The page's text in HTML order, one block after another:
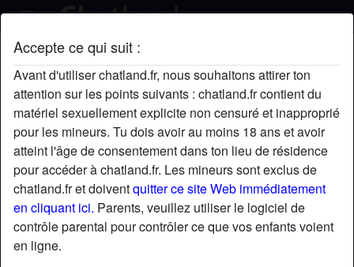
Accepte ce qui suit :
Avant d'utiliser chatland.fr, nous souhaitons attirer ton
attention sur les points suivants : chatland.fr contient du
matériel sexuellement explicite non censuré et inapproprié
pour les mineurs. Tu dois avoir au moins 18 ans et avoir
atteint l'âge de consentement dans ton lieu de résidence
pour accéder à chatland.fr. Les mineurs sont exclus de
chatland.fr et doiventquitter ce site Web immédiatement
en cliquant ici. Parents, veuillez utiliser le logiciel de
contrôle parental pour contrôler ce que vos enfants voient
en ligne.
theWhoreAlphonsine's profil
radio_button_checked